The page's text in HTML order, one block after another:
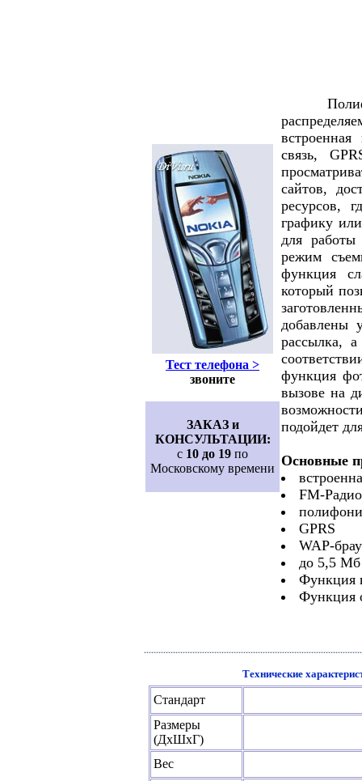
Тест телефона >
звоните
ЗАКАЗ и
КОНСУЛЬТАЦИИ:
с 10 до 19 по
Московскому времени
связь,
сайтов,
ресурсов,
графику
для
режим
функция
который
добавлены
рассылка,
функция
вызове на
подойдет
Основные
FM-
GPRS
WAP-
до 5,5 Мб
Функция
Функция
Технические
Стандарт
Размеры
(ДхШхГ)
Вес